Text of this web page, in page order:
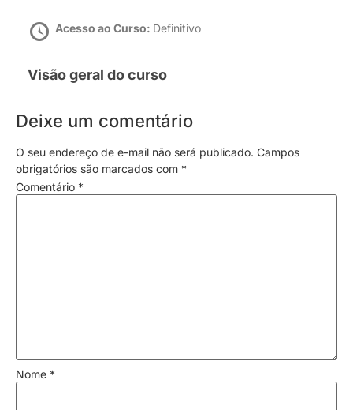
Acesso ao Curso: Definitivo
Visão geral do curso
Deixe um comentário
O seu endereço de e-mail não será publicado. Campos
obrigatórios são marcados com *
Comentário *
Nome *